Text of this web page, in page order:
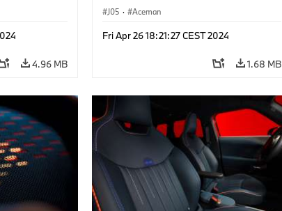
4.96 MB
J05 · Aceman
Fri Apr 26 18:21:27 CEST 2024
1.68 MB